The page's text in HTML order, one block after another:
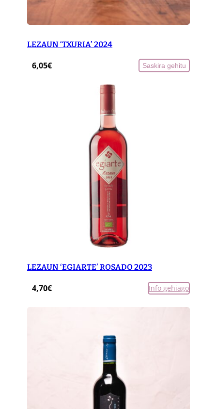
i
t
LEZAUN ‘TXURIA’ 2024
6,05€ Saskira gehitu
LEZAUN ‘EGIARTE’ ROSADO 2023
4,70€ Info gehiago